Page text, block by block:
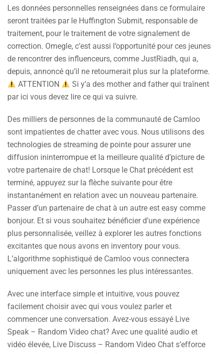
Les données personnelles renseignées dans ce formulaire
seront traitées par le Huffington Submit, responsable de
traitement, pour le traitement de votre signalement de
correction. Omegle, c’est aussi l’opportunité pour ces jeunes
de rencontrer des influenceurs, comme JustRiadh, qui a,
depuis, annoncé qu’il ne retournerait plus sur la plateforme.
ATTENTION
Si y’a des mother and father qui traînent
par ici vous devez lire ce qui va suivre.
Des milliers de personnes de la communauté de Camloo
sont impatientes de chatter avec vous. Nous utilisons des
technologies de streaming de pointe pour assurer une
diffusion ininterrompue et la meilleure qualité d’picture de
votre partenaire de chat! Lorsque le Chat précédent est
terminé, appuyez sur la flèche suivante pour être
instantanément en relation avec un nouveau partenaire.
Passer d’un partenaire de chat à un autre est easy comme
bonjour. Et si vous souhaitez bénéficier d’une expérience
plus personnalisée, veillez à explorer les autres fonctions
excitantes que nous avons en inventory pour vous.
L’algorithme sophistiqué de Camloo vous connectera
uniquement avec les personnes les plus intéressantes.
Avec une interface simple et intuitive, vous pouvez
facilement choisir avec qui vous voulez parler et
commencer une conversation. Avez-vous essayé Live
Speak – Random Video chat? Avec une qualité audio et
vidéo élevée, Live Discuss – Random Video Chat s’efforce